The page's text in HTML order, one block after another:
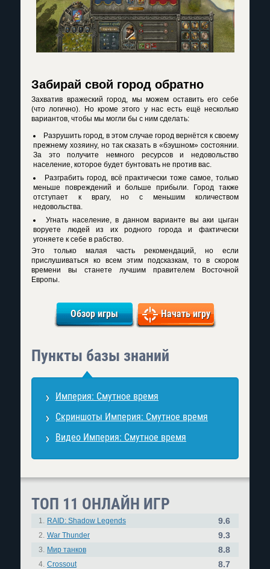
Забирай свой город обратно
Захватив вражеский город, мы можем оставить его себе
(что логично). Но кроме этого у нас есть ещё несколько
вариантов, чтобы мы могли бы с ним сделать:
Разрушить город, в этом случае город вернётся к своему
прежнему хозяину, но так сказать в «бэушном» состоянии.
За это получите немного ресурсов и недовольство
население, которое будет бунтовать не против вас.
Разграбить город, всё практически тоже самое, только
меньше повреждений и больше прибыли. Город также
отступает к врагу, но с меньшим количеством
недовольства.
Угнать население, в данном варианте вы аки цыган
воруете людей из их родного города и фактически
угоняете к себе в рабство.
Это только малая часть рекомендаций, но если
прислушиваться ко всем этим подсказкам, то в скором
времени вы станете лучшим правителем Восточной
Европы.
Обзор игры Начать игру
Пункты базы знаний
Империя: Смутное время
Скриншоты Империя: Смутное время
Видео Империя: Смутное время
ТОП 11 ОНЛАЙН ИГР
1. RAID: Shadow Legends 9.6
2. War Thunder 9.3
3. Мир танков 8.8
4. Crossout 8.7